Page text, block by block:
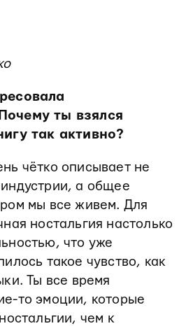
ты взялся
так активно?
чётко описывает не
а общее
мы все живем. Для
ностальгия настолько
что уже
такое чувство, как
Ты все время
то эмоции, которые
чем к